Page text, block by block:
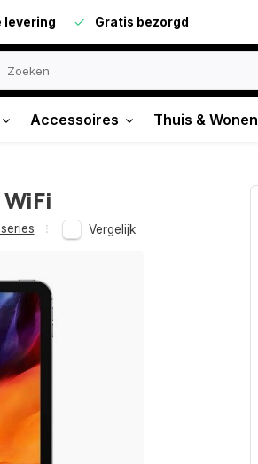
levering Gratis bezorgd
Accessoires Thuis & Wonen
Vergelijk